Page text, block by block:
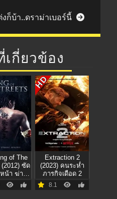
งก็บ้า..ดราม่าเบอร์นี้
กี่ยวข้อง
of The
(2012) ซัด
น้า ฆ่าไม่
กพวก
HD
Extraction 2
(2023) คนระห่ำ
ภารกิจเดือด 2
8.1